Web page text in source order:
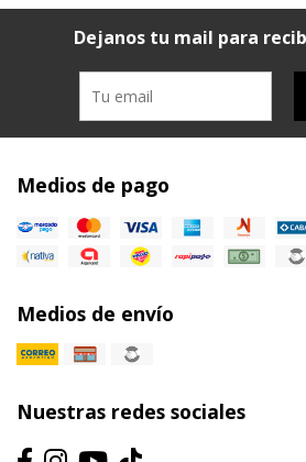
Dejanos tu mail para
Medios de pago
Medios de envío
Nuestras redes sociales